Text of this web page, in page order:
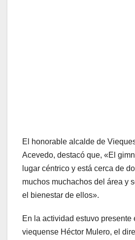
El honorable alcalde de
Acevedo, destacó que, «El
lugar céntrico y está cerca de
muchos muchachos del área y
el bienestar de ellos».
En la actividad estuvo presente
viequense Héctor Mulero, el